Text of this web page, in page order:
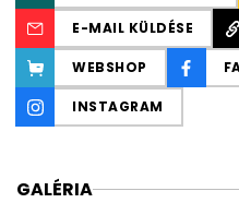
E-MAIL KÜLDÉSE
WEBSHOP
INSTAGRAM
GALÉRIA